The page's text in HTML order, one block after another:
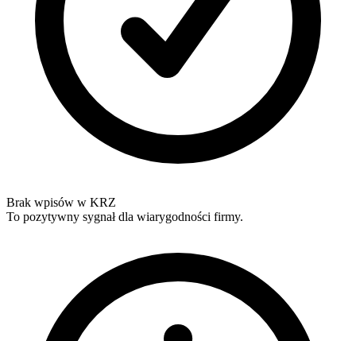
Brak wpisów w KRZ
To pozytywny sygnał dla wiarygodności firmy.